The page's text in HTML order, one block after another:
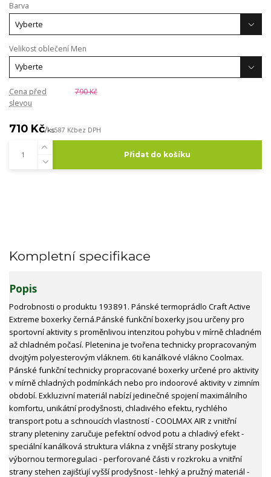
Barva
Velikost oblečení Men
Cena před
slevou
790 Kč
710 Kč/ks587 Kčbez DPH
Přidat do košíku
Kompletní specifikace
Popis
Podrobnosti o produktu 193891. Pánské termoprádlo Craft Active
Extreme boxerky černá.Pánské funkční boxerky jsou určeny pro
sportovní aktivity s proměnlivou intenzitou pohybu v mírně chladném
až chladném počasí. Pletenina je tvořena technicky propracovaným
dvojtým polyesterovým vláknem. 6ti kanálkové vlákno Coolmax.
Pánské funkční technicky propracované boxerky určené pro aktivity
v mírně chladných podmínkách nebo pro indoorové aktivity v zimním
období. Exkluzivní materiál nabízí jedinečné spojení maximálního
komfortu, unikátní prodyšnosti, chladivého efektu, rychlého
transport potu a schnoucích vlastností - COOLMAX AIR z vnitřní
strany pleteniny zaručuje pefektní odvod potu a chladivý efekt -
speciální kanálková struktura vlákna z vnější strany poskytuje
výbornou termoregulaci - perforované části v rozkroku a vnitřní
strany stehen zajišťují vyšší prodyšnost - lehký a pružný materiál -